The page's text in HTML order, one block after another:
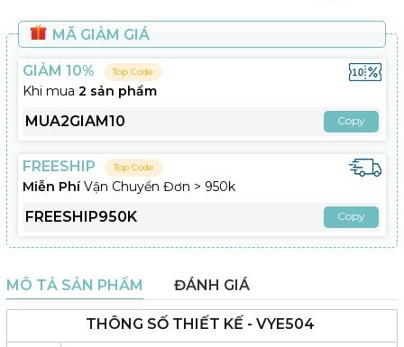
MÃ GIẢM GIÁ
GIẢM 10% Top Code
Khi mua 2 sản phẩm
MUA2GIAM10 Copy
FREESHIP Top Code
Miễn PhíVận Chuyển Đơn > 950k
FREESHIP950K Copy
MÔ TẢ SẢN PHẨM ĐÁNH GIÁ
THÔNG SỐ THIẾT KẾ - VYE504